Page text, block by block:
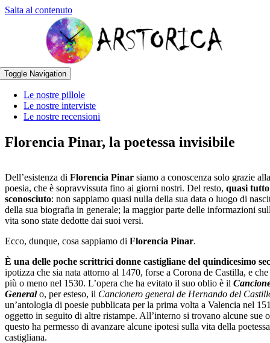
Salta al contenuto
Toggle Navigation
Le nostre pillole
Le nostre interviste
Le nostre recensioni
Florencia Pinar, la poetessa invisibile
Dell’esistenza di Florencia Pinar siamo a conoscenza solo grazie
poesia, che è sopravvissuta fino ai giorni nostri. Del resto, quasi
sconosciuto: non sappiamo quasi nulla della sua data o luogo di
della sua biografia in generale; la maggior parte delle informazioni
vita sono state dedotte dai suoi versi.
Ecco, dunque, cosa sappiamo di Florencia Pinar.
È una delle poche scrittrici donne castigliane del quindicesimo
ipotizza che sia nata attorno al 1470, forse a Corona de Castilla, e
più o meno nel 1530. L’opera che ha evitato il suo oblio è il
Generalo, per esteso, il Cancionero general de Hernando del
un’antologia di poesie pubblicata per la prima volta a Valencia nel
oggetto in seguito di altre ristampe. All’interno si trovano alcune sue
questo ha permesso di avanzare alcune ipotesi sulla vita della poetessa
castigliana.